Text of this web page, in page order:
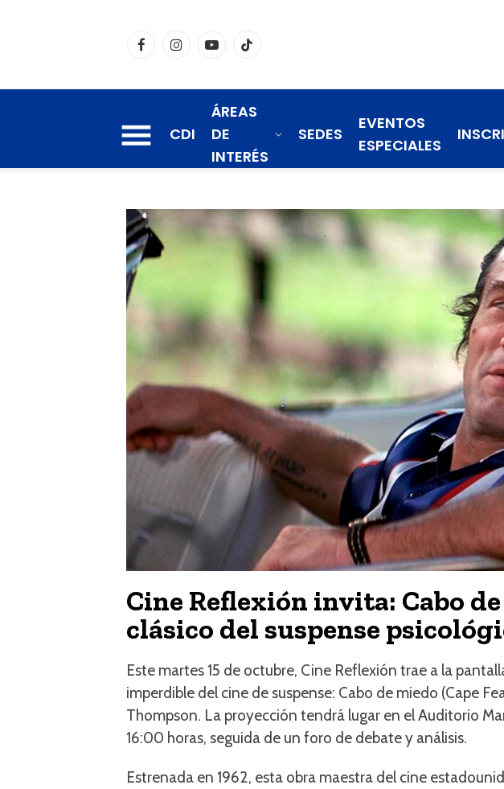
FacebookInstagramYouTubeTikTok
CDI
ÁREAS
DE
INTERÉS
SEDES
EVENTOS
ESPECIALES
Cine Reflexión invita: Cabo
clásico del suspense
Este martes 15 de octubre, Cine Reflexión trae a la
imperdible del cine de suspense: Cabo de miedo (Cape
Thompson. La proyección tendrá lugar en el Auditorio
16:00 horas, seguida de un foro de debate y análisis.
Estrenada en 1962, esta obra maestra del cine